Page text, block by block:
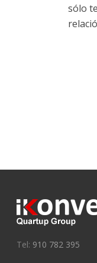
sólo
Tel: 910 782 395